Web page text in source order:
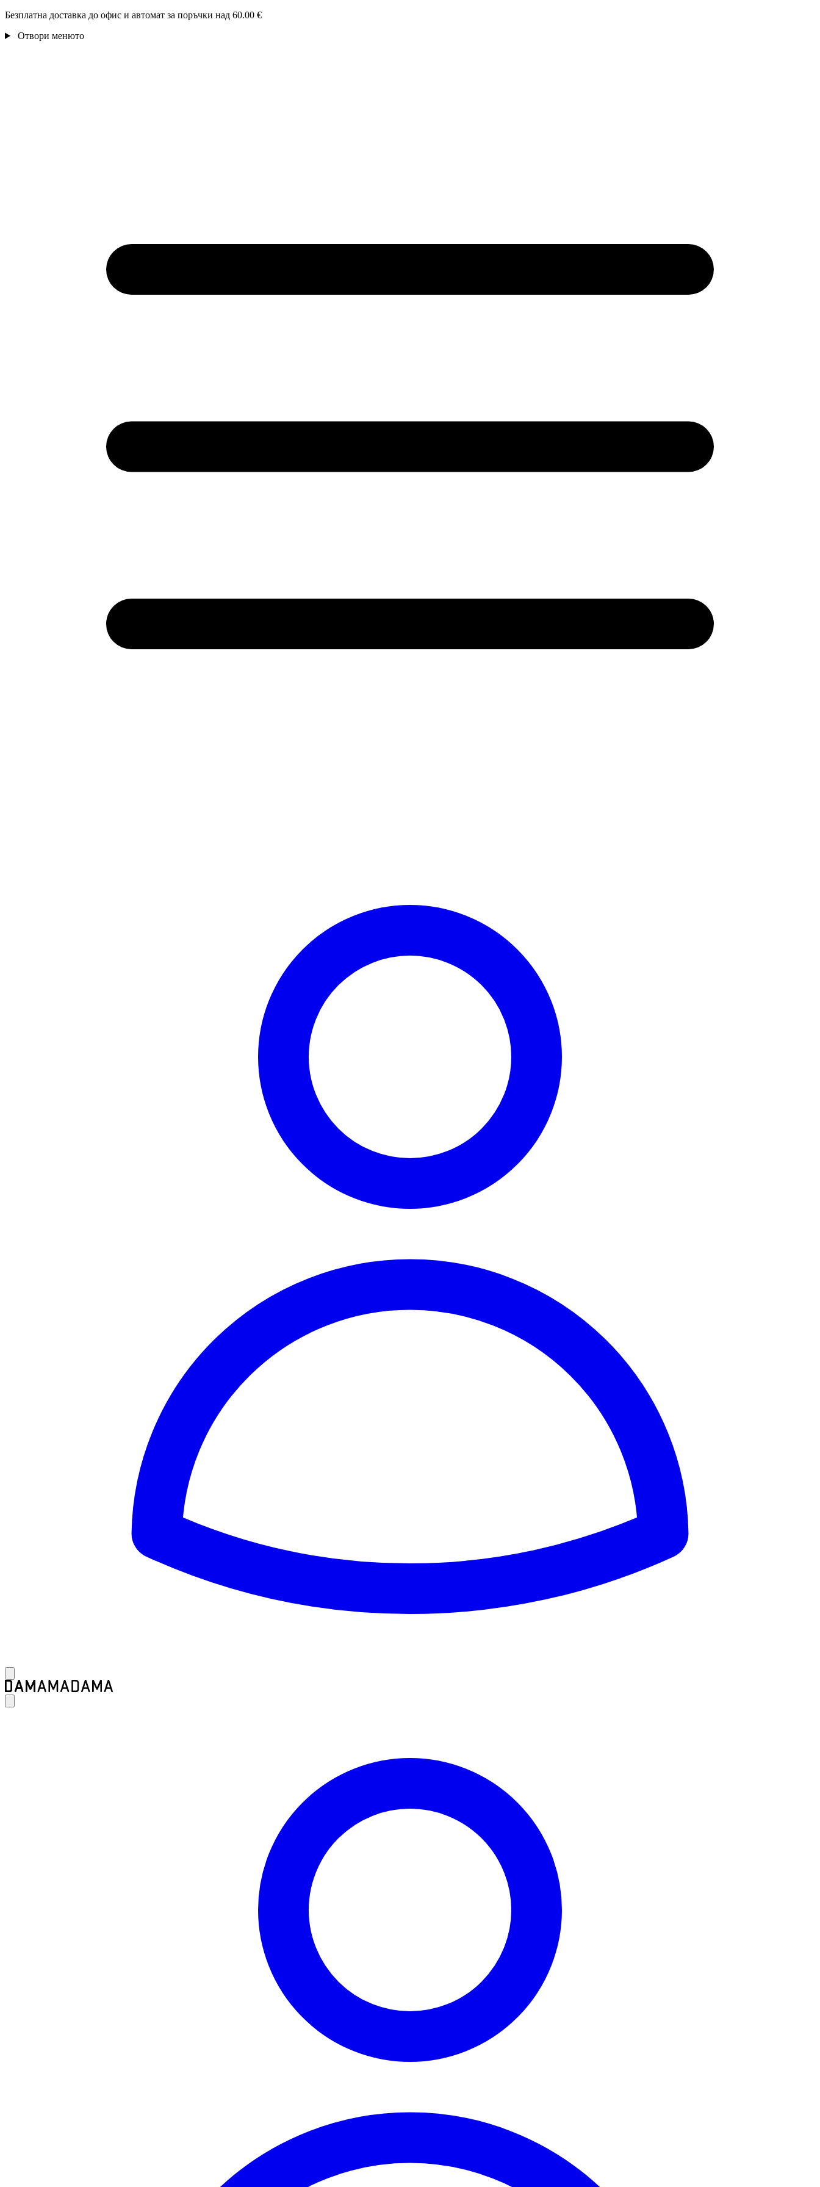
Безплатна доставка до офис и автомат за поръчки над 60.00 €
Отвори менюто